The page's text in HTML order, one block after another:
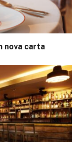
nova carta